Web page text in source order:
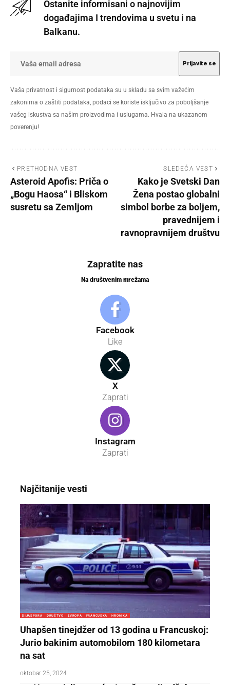
Ostanite informisani o najnovijim
događajima I trendovima u svetu i na
Balkanu.
Vaša privatnost i sigurnost podataka su u skladu sa svim važećim
zakonima o zaštiti podataka, podaci se koriste isključivo za poboljšanje
vašeg iskustva sa našim proizvodima i uslugama. Hvala na ukazanom
poverenju!
PRETHODNA VEST
Asteroid Apofis: Priča o
„Bogu Haosa“ i Bliskom
susretu sa Zemljom
SLEDEĆA VEST
Kako je Svetski Dan
Žena postao globalni
simbol borbe za boljem,
pravednijem i
ravnopravnijem društvu
Zapratite nas
Na društvenim mrežama
Facebook
Like
X
Zaprati
Instagram
Zaprati
Najčitanije vesti
DIJASPORA DRUŠTVO EVROPA FRANCUSKA HRONIKA
Uhapšen tinejdžer od 13 godina u Francuskoj:
Jurio bakinim automobilom 180 kilometara
na sat
oktobar 25, 2024